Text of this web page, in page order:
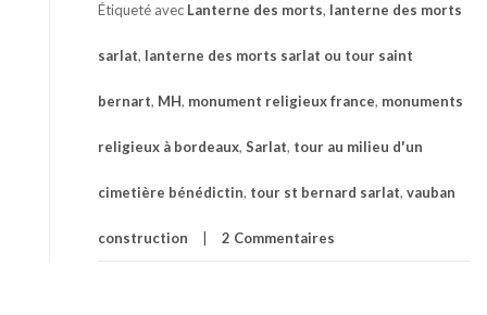
Étiqueté avec Lanterne des morts, lanterne des morts
sarlat, lanterne des morts sarlat ou tour saint
bernart, MH, monument religieux france, monuments
religieux à bordeaux, Sarlat, tour au milieu d'un
cimetière bénédictin, tour st bernard sarlat, vauban
construction 2 Commentaires